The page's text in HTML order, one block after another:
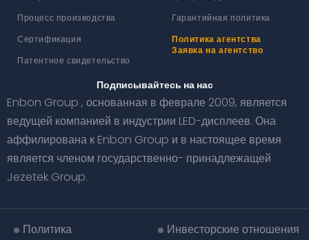
Процесс производства
Сертификация
Патентное свидетельство
Гарантийная политика
Политика агентства
Заявка на агентство
Подписывайтесь на нас
Enbon Group , основанная в феврале 2009, является
ведущей компанией в индустрии LED-дисплеев. Она
аффилирована к Enbon Group и в настоящее время
является членом государственно- принадлежащей
Jezetek Group.
Политика Инвесторские отношения